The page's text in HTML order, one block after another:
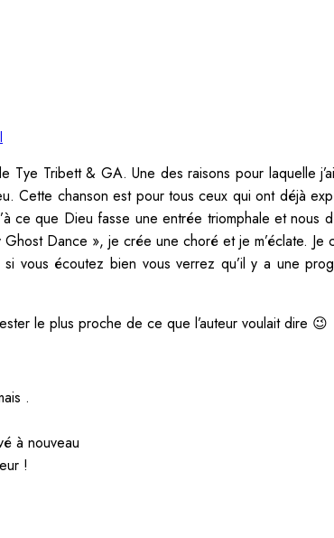
Tribett & GA. Une des raisons pour laquelle
Cette chanson est pour tous ceux qui ont déjà
ce que Dieu fasse une entrée triomphale et nous
Dance », je crée une choré et je m’éclate. Je
écoutez bien vous verrez qu’il y a une
le plus proche de ce que l’auteur voulait dire 😉
.
à nouveau
!